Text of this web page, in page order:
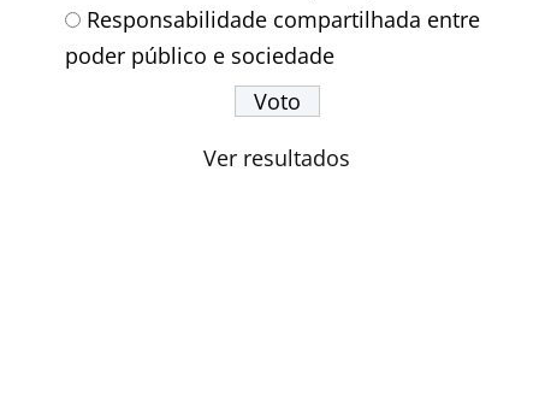
Responsabilidade compartilhada entre
poder público e sociedade
Ver resultados